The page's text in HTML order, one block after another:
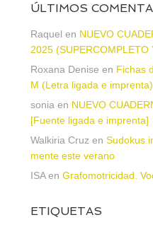
ÚLTIMOS
Raquel en NUEVO
2025 (SUPERCOMPLETO
Roxana Denise en Fichas
M (Letra ligada e imprenta)
sonia en NUEVO
[Fuente ligada e imprenta]
Walkiria Cruz en Sudokus
mente este verano
ISAen Grafomotricidad.
ETIQUETAS